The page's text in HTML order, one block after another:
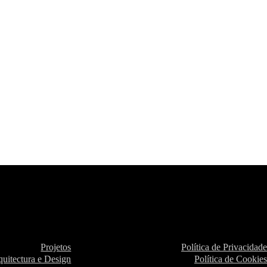
Projetos
e Design
Política de Privacidade
Política de Cookies